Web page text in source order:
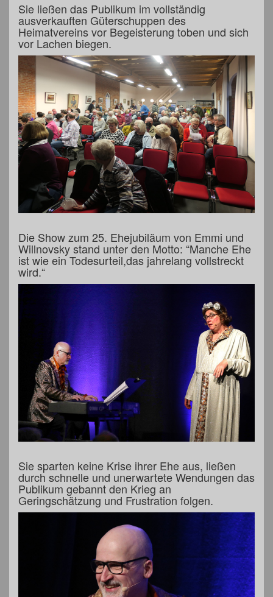
Sie ließen das Publikum im vollständig
ausverkauften Güterschuppen des
Heimatvereins vor Begeisterung toben und sich
vor Lachen biegen.
Die Show zum 25. Ehejubiläum von Emmi und
Willnovsky stand unter den Motto: “Manche Ehe
ist wie ein Todesurteil,das jahrelang vollstreckt
wird.“
Sie sparten keine Krise ihrer Ehe aus, ließen
durch schnelle und unerwartete Wendungen das
Publikum gebannt den Krieg an
Geringschätzung und Frustration folgen.